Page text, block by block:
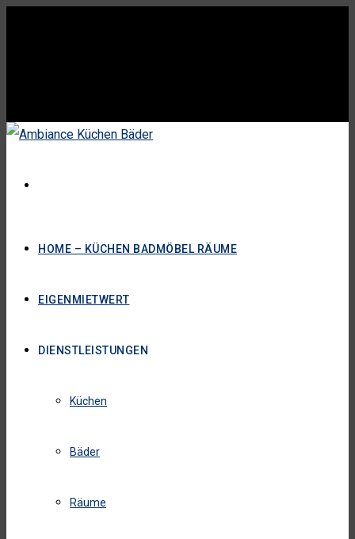
HOME – KÜCHEN BADMÖBEL RÄUME
EIGENMIETWERT
DIENSTLEISTUNGEN
Küchen
Bäder
Räume